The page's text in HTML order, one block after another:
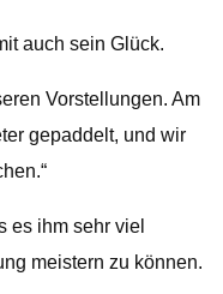
auch sein Glück.
Vorstellungen. Am
gepaddelt, und wir
es ihm sehr viel
meistern zu können.